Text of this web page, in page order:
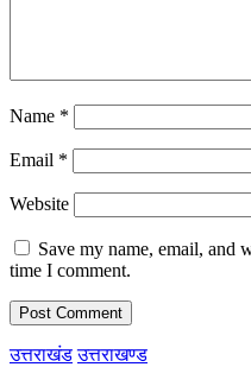
Name *
Email *
Website
Save my name, email, and
time I comment.
उत्तराखंड उत्तराखण्ड